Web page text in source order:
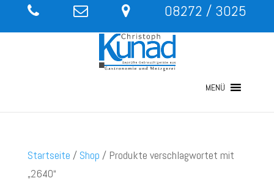
08272 / 3025
MENÜ
Startseite / Shop / Produkte verschlagwortet mit
„2640“